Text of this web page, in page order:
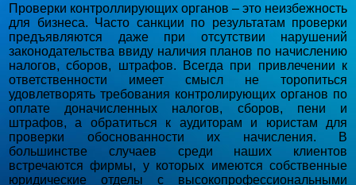
Проверки контроллирующих органов – это неизбежность
для бизнеса. Часто санкции по результатам проверки
предъявляются даже при отсутствии нарушений
законодательства ввиду наличия планов по начислению
налогов, сборов, штрафов. Всегда при привлечении к
ответственности имеет смысл не торопиться
удовлетворять требования контролирующих органов по
оплате доначисленных налогов, сборов, пени и
штрафов, а обратиться к аудиторам и юристам для
проверки обоснованности их начисления. В
большинстве случаев среди наших клиентов
встречаются фирмы, у которых имеются собственные
юридические отделы с высокопрофессиональными